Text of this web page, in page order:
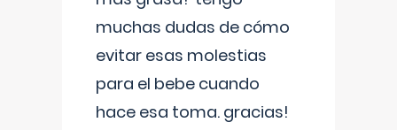
muchas dudas de cómo
evitar esas molestias
para el bebe cuando
hace esa toma. gracias!